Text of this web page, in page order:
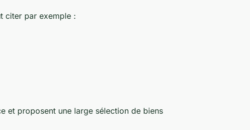
citer par exemple :
et proposent une large sélection de biens